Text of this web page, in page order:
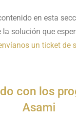
en esta
la solución que
un ticket de
con los
Asami